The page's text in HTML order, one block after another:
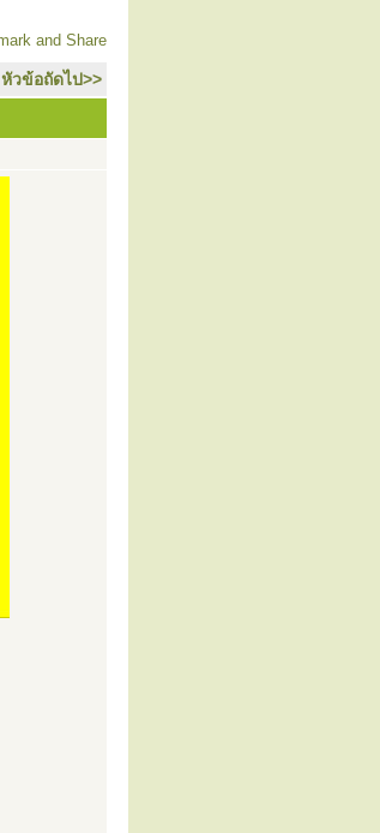
หัวข้อถัดไป>>